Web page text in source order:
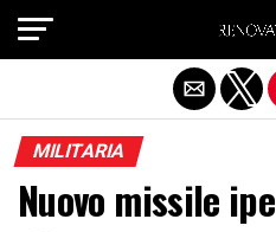
MILITARIA
Nuovo missile
Exit